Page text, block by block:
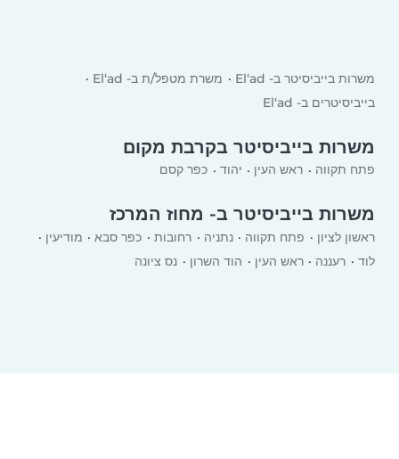
משרות בייביסיטר ב- El‘ad
משרת מטפל/ת ב- El‘ad
בייביסיטרים ב- El‘ad
משרות בייביסיטר בקרבת מקום
פתח תקווה ראש העין יהוד כפר קסם
משרות בייביסיטר ב- מחוז המרכז
ראשון לציון פתח תקווה נתניה רחובות כפר סבא
מודיעין
לוד
רעננה ראש העין הוד השרון נס ציונה